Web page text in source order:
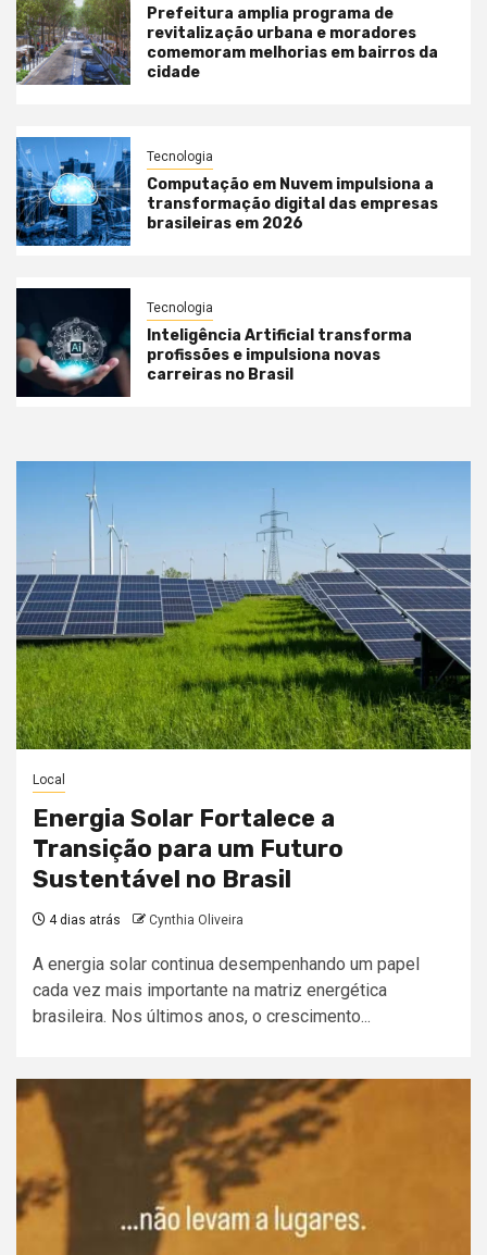
Prefeitura amplia programa de
revitalização urbana e moradores
comemoram melhorias em bairros da
cidade
Tecnologia
Computação em Nuvem impulsiona a
transformação digital das empresas
brasileiras em 2026
Tecnologia
Inteligência Artificial transforma
profissões e impulsiona novas
carreiras no Brasil
Local
Energia Solar Fortalece a
Transição para um Futuro
Sustentável no Brasil
4 dias atrás Cynthia Oliveira
A energia solar continua desempenhando um papel
cada vez mais importante na matriz energética
brasileira. Nos últimos anos, o crescimento...